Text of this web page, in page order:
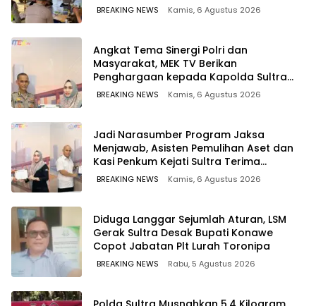
BREAKING NEWS Kamis, 6 Agustus 2026
Angkat Tema Sinergi Polri dan
Masyarakat, MEK TV Berikan
Penghargaan kepada Kapolda Sultra
melalui Kabid Humas
BREAKING NEWS Kamis, 6 Agustus 2026
Jadi Narasumber Program Jaksa
Menjawab, Asisten Pemulihan Aset dan
Kasi Penkum Kejati Sultra Terima
Penghargaan dari Komisaris MEK TV
BREAKING NEWS Kamis, 6 Agustus 2026
Diduga Langgar Sejumlah Aturan, LSM
Gerak Sultra Desak Bupati Konawe
Copot Jabatan Plt Lurah Toronipa
BREAKING NEWS Rabu, 5 Agustus 2026